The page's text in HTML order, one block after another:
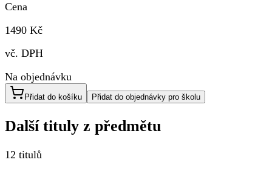
Cena
1490 Kč
vč. DPH
Na objednávku
Přidat do košíku Přidat do objednávky pro školu
Další tituly z předmětu
12 titulů